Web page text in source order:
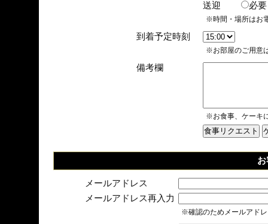
送迎
※時間・場所はお
到着予定時刻
※お部屋のご用意
備考欄
※お食事、ケーキ
メールアドレス
メールアドレス再入力
※確認のためメールアド